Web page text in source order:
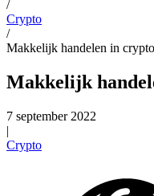
/
Crypto
/
Makkelijk handelen in
Makkelijk
7 september 2022
|
Crypto